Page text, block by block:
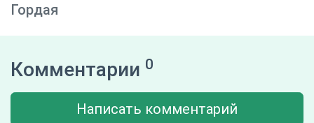
Гордая
Комментарии 0
Написать комментарий